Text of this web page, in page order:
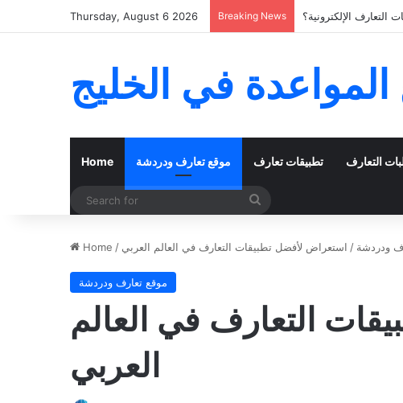
Thursday, August 6 2026 Breaking News الإلكترونية؟
في الخليج
Home موقع تعارف ودردشة تطبيقات تعارف التعارف
Home / ودردشة / استعراض لأفضل تطبيقات التعارف في العالم العربي
موقع تعارف ودردشة
التعارف في العالم
العربي